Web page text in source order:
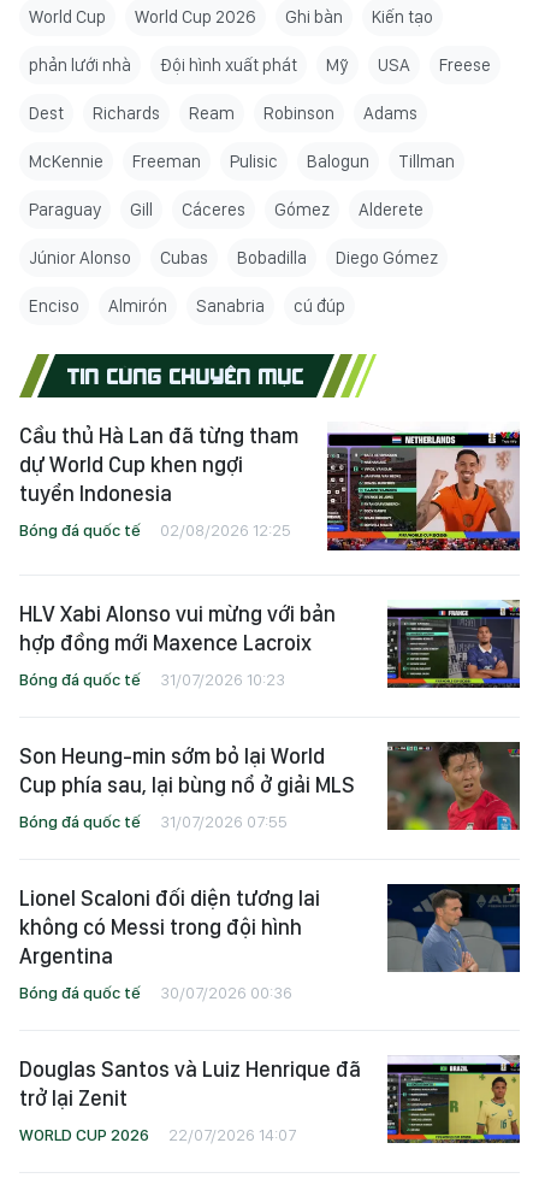
World Cup World Cup 2026 Ghi bàn Kiến tạo
phản lưới nhà Đội hình xuất phát Mỹ USA Freese
Dest Richards Ream Robinson Adams
McKennie Freeman Pulisic Balogun Tillman
Paraguay Gill Cáceres Gómez Alderete
Júnior Alonso Cubas Bobadilla Diego Gómez
Enciso Almirón Sanabria cú đúp
TIN CÙNG CHUYÊN MỤC
Cầu thủ Hà Lan đã từng tham
dự World Cup khen ngợi
tuyển Indonesia
Bóng đá quốc tế 02/08/2026 12:25
HLV Xabi Alonso vui mừng với bản
hợp đồng mới Maxence Lacroix
Bóng đá quốc tế 31/07/2026 10:23
Son Heung-min sớm bỏ lại World
Cup phía sau, lại bùng nổ ở giải MLS
Bóng đá quốc tế 31/07/2026 07:55
Lionel Scaloni đối diện tương lai
không có Messi trong đội hình
Argentina
Bóng đá quốc tế 30/07/2026 00:36
Douglas Santos và Luiz Henrique đã
trở lại Zenit
WORLD CUP 2026 22/07/2026 14:07